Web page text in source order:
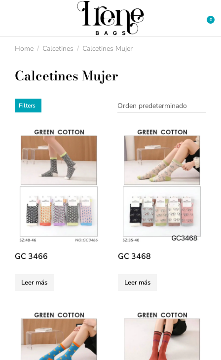
You are here:
Home Calcetines Calcetines Mujer
Calcetines Mujer
Filters
GC 3466
Leer más
GC 3468
Leer más